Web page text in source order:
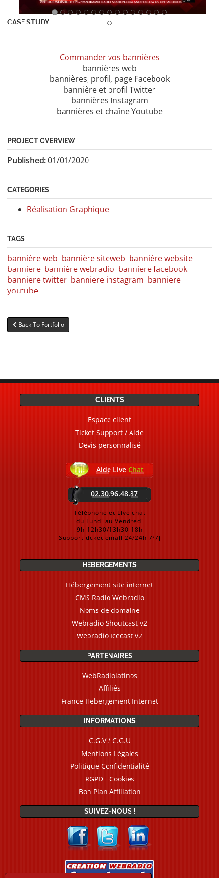
CASE STUDY
Commander vos bannières
bannières web
bannières, profil, page Facebook
bannière et profil Twitter
bannières Instagram
bannières et chaîne Youtube
PROJECT OVERVIEW
Published:01/01/2020
CATEGORIES
Réalisation Graphique
TAGS
bannière web bannière siteweb bannière website
banniere bannière webradio banniere facebook
banniere twitter banniere instagram banniere
youtube
Back To Portfolio
CLIENTS
Espace client
Ticket Support / Aide
Devis personnalisé
Aide Live Chat
02.30.96.48.87
Téléphone et Live chat
du Lundi au Vendredi
9h-12h30/13h30-18h
Support ticket email 24/24h 7/7j
HÉBERGEMENTS
Hébergement site internet
CMS Radio Webradio
Noms de domaine
Webradio Shoutcast v2
Webradio Icecast v2
PARTENAIRES
WebRadiolatinos
Affiliés
France Hebergement Internet
INFORMATIONS
C.G.V / C.G.U
Mentions Légales
Politique Confidentialité
RGPD - Cookies
Bon Plan Affiliation
SUIVEZ-NOUS !